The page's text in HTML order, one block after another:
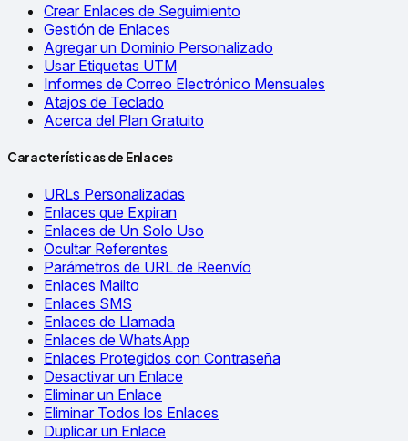
Crear Enlaces de Seguimiento
Gestión de Enlaces
Agregar un Dominio Personalizado
Usar Etiquetas UTM
Informes de Correo Electrónico Mensuales
Atajos de Teclado
Acerca del Plan Gratuito
Características de Enlaces
URLs Personalizadas
Enlaces que Expiran
Enlaces de Un Solo Uso
Ocultar Referentes
Parámetros de URL de Reenvío
Enlaces Mailto
Enlaces SMS
Enlaces de Llamada
Enlaces de WhatsApp
Enlaces Protegidos con Contraseña
Desactivar un Enlace
Eliminar un Enlace
Eliminar Todos los Enlaces
Duplicar un Enlace